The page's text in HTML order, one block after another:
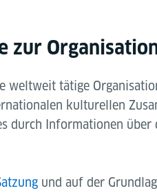
zur
weltweit tätige
kulturellen
durch Informationen
und auf der